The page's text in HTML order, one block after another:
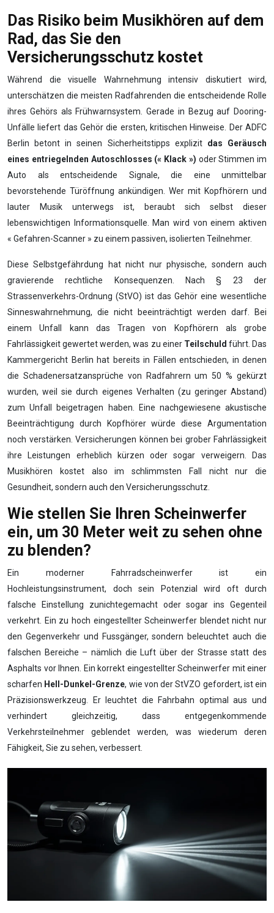
Das Risiko beim Musikhören auf dem
Rad, das Sie den
Versicherungsschutz kostet
Während die visuelle Wahrnehmung intensiv diskutiert wird,
unterschätzen die meisten Radfahrenden die entscheidende Rolle
ihres Gehörs als Frühwarnsystem. Gerade in Bezug auf Dooring-
Unfälle liefert das Gehör die ersten, kritischen Hinweise. Der ADFC
Berlin betont in seinen Sicherheitstipps explizit das Geräusch
eines entriegelnden Autoschlosses (« Klack ») oder Stimmen im
Auto als entscheidende Signale, die eine unmittelbar
bevorstehende Türöffnung ankündigen. Wer mit Kopfhörern und
lauter Musik unterwegs ist, beraubt sich selbst dieser
lebenswichtigen Informationsquelle. Man wird von einem aktiven
« Gefahren-Scanner » zu einem passiven, isolierten Teilnehmer.
Diese Selbstgefährdung hat nicht nur physische, sondern auch
gravierende rechtliche Konsequenzen. Nach § 23 der
Strassenverkehrs-Ordnung (StVO) ist das Gehör eine wesentliche
Sinneswahrnehmung, die nicht beeinträchtigt werden darf. Bei
einem Unfall kann das Tragen von Kopfhörern als grobe
Fahrlässigkeit gewertet werden, was zu einer Teilschuld führt. Das
Kammergericht Berlin hat bereits in Fällen entschieden, in denen
die Schadenersatzansprüche von Radfahrern um 50 % gekürzt
wurden, weil sie durch eigenes Verhalten (zu geringer Abstand)
zum Unfall beigetragen haben. Eine nachgewiesene akustische
Beeinträchtigung durch Kopfhörer würde diese Argumentation
noch verstärken. Versicherungen können bei grober Fahrlässigkeit
ihre Leistungen erheblich kürzen oder sogar verweigern. Das
Musikhören kostet also im schlimmsten Fall nicht nur die
Gesundheit, sondern auch den Versicherungsschutz.
Wie stellen Sie Ihren Scheinwerfer
ein, um 30 Meter weit zu sehen ohne
zu blenden?
Ein moderner Fahrradscheinwerfer ist ein
Hochleistungsinstrument, doch sein Potenzial wird oft durch
falsche Einstellung zunichtegemacht oder sogar ins Gegenteil
verkehrt. Ein zu hoch eingestellter Scheinwerfer blendet nicht nur
den Gegenverkehr und Fussgänger, sondern beleuchtet auch die
falschen Bereiche – nämlich die Luft über der Strasse statt des
Asphalts vor Ihnen. Ein korrekt eingestellter Scheinwerfer mit einer
scharfen Hell-Dunkel-Grenze, wie von der StVZO gefordert, ist ein
Präzisionswerkzeug. Er leuchtet die Fahrbahn optimal aus und
verhindert gleichzeitig, dass entgegenkommende
Verkehrsteilnehmer geblendet werden, was wiederum deren
Fähigkeit, Sie zu sehen, verbessert.